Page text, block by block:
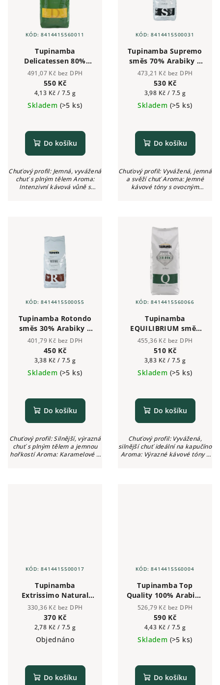
Tupinamba
Delicatessen 80%
Arabika 20% Robusta
- zrnková káva 1kg
491,07 Kč bez DPH
550 Kč
Měrná
cena:
4,13 Kč / 7.5 g
Skladem (>5 ks)
Do košíku
Chuťový profil: Jemná, vyvážená
chuť s plným tělem Aroma:
Intenzivní kávová vůně s
KÓD:8414415560011
Tupinamba Supremo
směs 70% Arabiky a
30% Robusty -
zrnková káva 1kg
473,21 Kč bez DPH
530 Kč
Měrná
cena:
3,98 Kč / 7.5 g
Skladem (>5 ks)
Do košíku
Chuťový profil: Vyvážená, jemná
a svěží chuť Aroma: Jemné
kávové tóny s ovocným
KÓD:8414415500031
Tupinamba Rotondo
směs 30% Arabiky a
70% Robusty -
zrnková káva 1kg
401,79 Kč bez DPH
450 Kč
Měrná
cena:
3,38 Kč / 7.5 g
Skladem (>5 ks)
Do košíku
Chuťový profil: Silnější, výrazná
chuť s plným tělem a jemnou
hořkostí Aroma: Karamelové a
KÓD:8414415500055
Tupinamba
EQUILIBRIUM směs
50% Arabiky a 50%
Robusty - zrnková
káva 1kg
455,36 Kč bez DPH
510 Kč
Měrná
cena:
3,83 Kč / 7.5 g
Skladem (>5 ks)
Do košíku
Chuťový profil: Vyvážená,
silnější chuť ideální na kapučíno
Aroma: Výrazné kávové tóny s
KÓD:8414415560066
Tupinamba
Extrissimo Natural
směs 50% Arabiky a
50% Robusty - mletá
káva 1kg
330,36 Kč bez DPH
370 Kč
Měrná
cena:
2,78 Kč / 7.5 g
Objednáno
Do košíku
KÓD:8414415500017
Tupinamba Top
Quality 100% Arabika
- zrnková káva 1kg
526,79 Kč bez DPH
590 Kč
Měrná
cena:
4,43 Kč / 7.5 g
Skladem (>5 ks)
Do košíku
KÓD:8414415560004